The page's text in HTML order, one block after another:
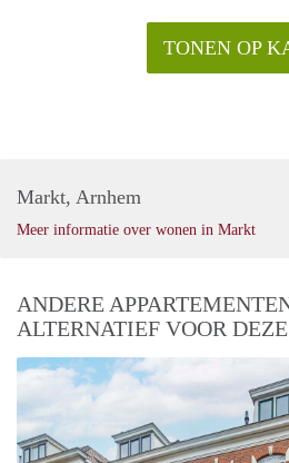
TONEN OP
Markt, Arnhem
Meer informatie over wonen in Markt
ANDERE
ALTERNATIEF VOOR